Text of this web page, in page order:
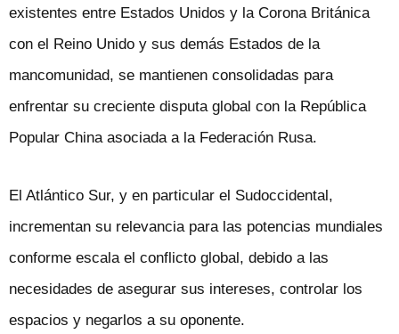
existentes entre Estados Unidos y la Corona Británica
con el Reino Unido y sus demás Estados de la
mancomunidad, se mantienen consolidadas para
enfrentar su creciente disputa global con la República
Popular China asociada a la Federación Rusa.
El Atlántico Sur, y en particular el Sudoccidental,
incrementan su relevancia para las potencias mundiales
conforme escala el conflicto global, debido a las
necesidades de asegurar sus intereses, controlar los
espacios y negarlos a su oponente.